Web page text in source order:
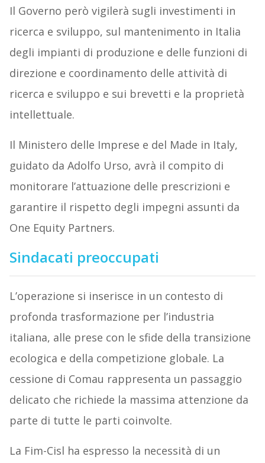
Il Governo però vigilerà sugli investimenti in
ricerca e sviluppo, sul mantenimento in Italia
degli impianti di produzione e delle funzioni di
direzione e coordinamento delle attività di
ricerca e sviluppo e sui brevetti e la proprietà
intellettuale.
Il Ministero delle Imprese e del Made in Italy,
guidato da Adolfo Urso, avrà il compito di
monitorare l’attuazione delle prescrizioni e
garantire il rispetto degli impegni assunti da
One Equity Partners.
Sindacati preoccupati
L’operazione si inserisce in un contesto di
profonda trasformazione per l’industria
italiana, alle prese con le sfide della transizione
ecologica e della competizione globale. La
cessione di Comau rappresenta un passaggio
delicato che richiede la massima attenzione da
parte di tutte le parti coinvolte.
La Fim-Cisl ha espresso la necessità di un